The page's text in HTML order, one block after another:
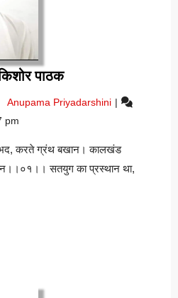
पाठकपरशुराम
राम
पाठक
Anupama Priyadarshini परशुराम
किशोर
pm
करते ग्रंथ बखान। कालखंड
सतयुग का प्रस्थान था,